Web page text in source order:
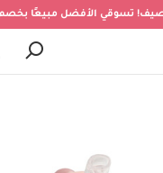
تسوقي الأفضل مبيعًا بخصم